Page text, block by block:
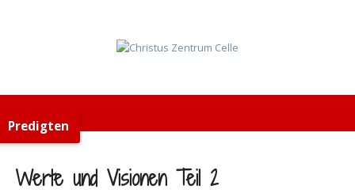
Predigten
Werte und Visionen Teil 2